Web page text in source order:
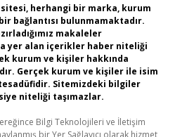
herhangi bir marka, kurum
bağlantısı bulunmamaktadır.
makaleler
yer alan içerikler haber niteliği
kurum ve kişiler hakkında
Gerçek kurum ve kişiler ile isim
Sitemizdeki bilgiler
niteliği taşımazlar.
Bilgi Teknolojileri ve İletişim
bir Yer Sağlayıcı olarak hizmet